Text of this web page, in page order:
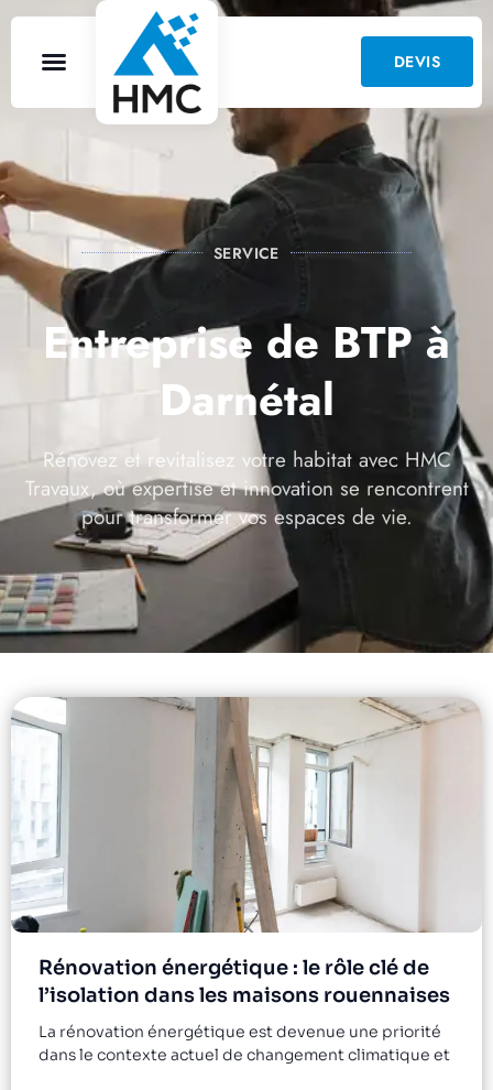
DEVIS
SERVICE
Entreprise de BTP à
Darnétal
Rénovez et revitalisez votre habitat avec HMC
Travaux, où expertise et innovation se rencontrent
pour transformer vos espaces de vie.
Rénovation énergétique : le rôle clé de
l’isolation dans les maisons rouennaises
La rénovation énergétique est devenue une priorité
dans le contexte actuel de changement climatique et